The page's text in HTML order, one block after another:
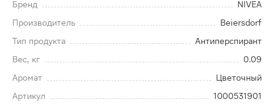
Бренд
NIVEA
Производитель
Beiersdorf
Тип продукта
Антиперспирант
Вес, кг
0.09
Аромат
Цветочный
Артикул
1000531901